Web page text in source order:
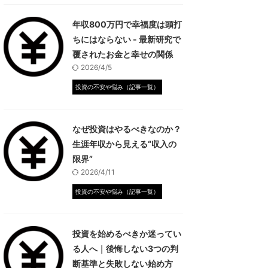
年収800万円で幸福度は頭打
ちにはならない - 最新研究で
覆されたお金と幸せの関係
2026/4/5
投資の不安や悩み（記事一覧）
なぜ投資はやるべきなのか？
生涯年収から見える“収入の
限界”
2026/4/11
投資の不安や悩み（記事一覧）
投資を始めるべきか迷ってい
る人へ｜後悔しない3つの判
断基準と失敗しない始め方